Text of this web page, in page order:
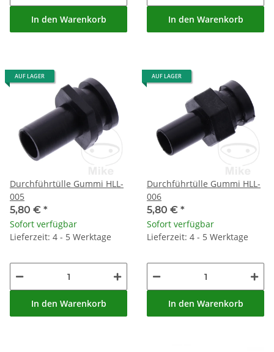
In den Warenkorb In den Warenkorb
AUF LAGER
Durchführtülle Gummi HLL-
005
5,80 € *
Sofort verfügbar
Lieferzeit: 4 - 5 Werktage
In den Warenkorb
AUF LAGER
Durchführtülle Gummi HLL-
006
5,80 € *
Sofort verfügbar
Lieferzeit: 4 - 5 Werktage
In den Warenkorb